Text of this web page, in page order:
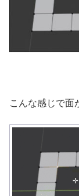
こんな感じで面